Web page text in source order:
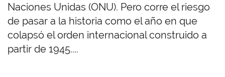
Naciones Unidas (ONU). Pero corre el riesgo
de pasar a la historia como el año en que
colapsó el orden internacional construido a
partir de 1945....